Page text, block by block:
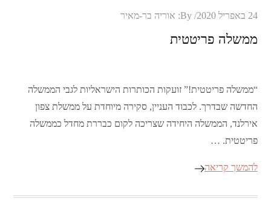
Posted
24 באפריל 2020 By: אוריה בר-מאיר
ממשלה פריטטית
“ממשלה פריטטית!” זועקות הכותרות הישראליות לגבי הממשלה
החדשה שבדרך. לכבוד העניין, סקירה מיוחדת על ממשלת צפון
אירלנד, הממשלה היחידה שצריכה לקום כבררת מחדל כממשלה
פריטטית. …
להמשך קריאה